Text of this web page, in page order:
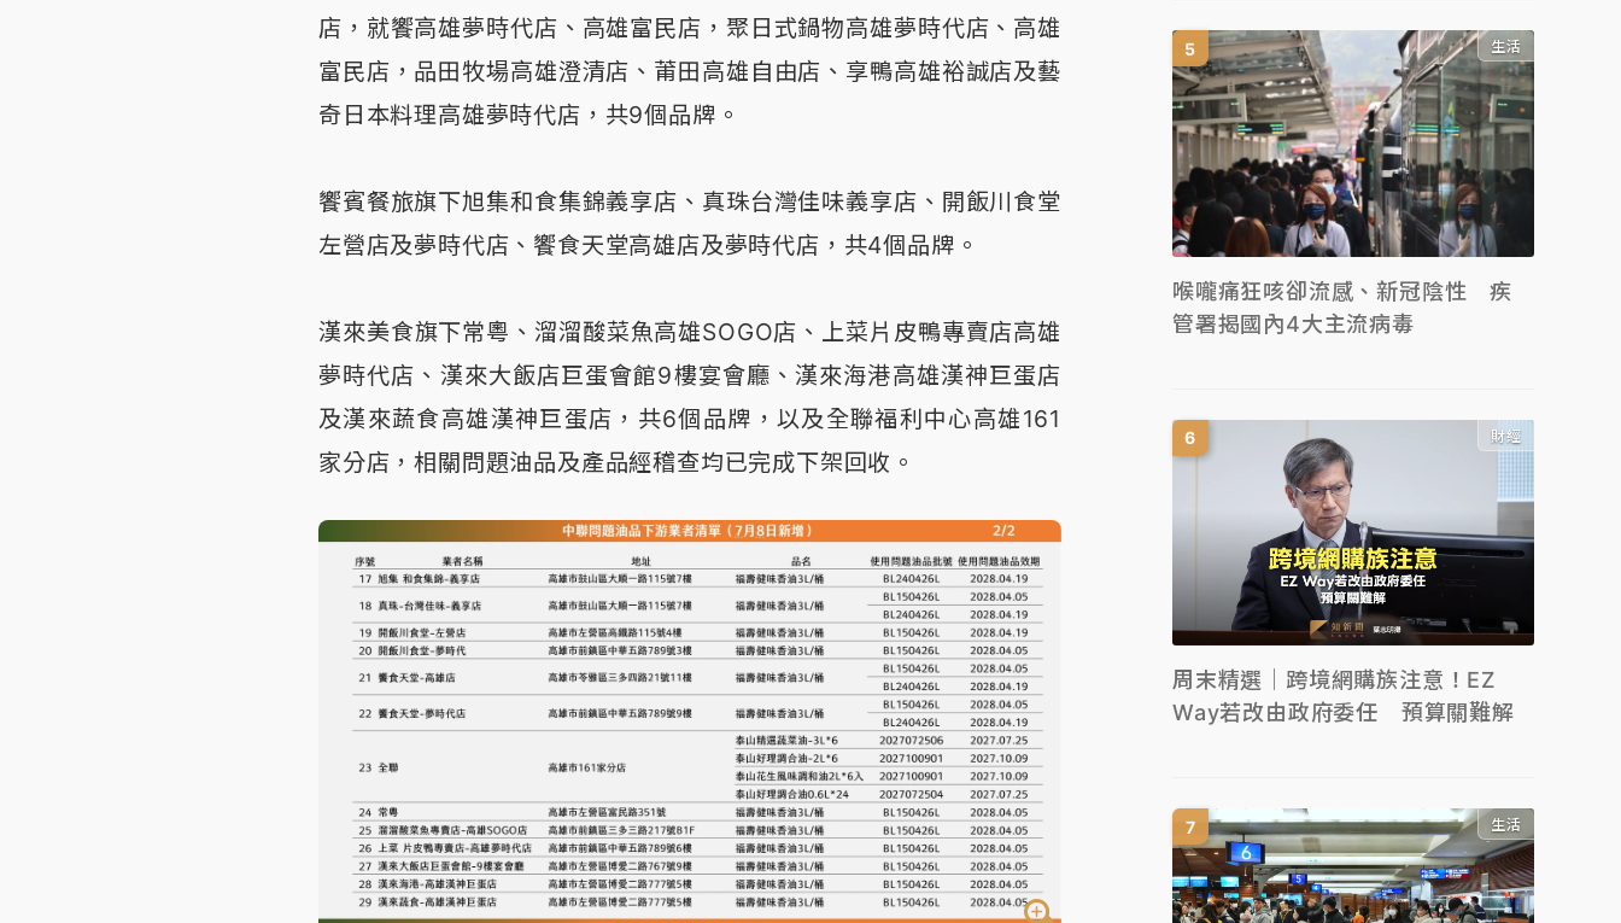
店，就饗高雄夢時代店、高雄富民店，聚日式鍋物高雄夢時代店、高雄
富民店，品田牧場高雄澄清店、莆田高雄自由店、享鴨高雄裕誠店及藝
奇日本料理高雄夢時代店，共9個品牌。
饗賓餐旅旗下旭集和食集錦義享店、真珠台灣佳味義享店、開飯川食堂
左營店及夢時代店、饗食天堂高雄店及夢時代店，共4個品牌。
漢來美食旗下常粵、溜溜酸菜魚高雄SOGO店、上菜片皮鴨專賣店高雄
夢時代店、漢來大飯店巨蛋會館9樓宴會廳、漢來海港高雄漢神巨蛋店
及漢來蔬食高雄漢神巨蛋店，共6個品牌，以及全聯福利中心高雄161
家分店，相關問題油品及產品經稽查均已完成下架回收。
生活
喉嚨痛狂咳卻流感、新冠陰性 疾
管署揭國內4大主流病毒
財經
周末精選｜跨境網購族注意！EZ
Way若改由政府委任 預算關難解
生活